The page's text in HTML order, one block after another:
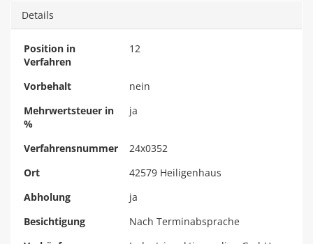
Details
Position in
Verfahren
12
Vorbehalt
nein
Mehrwertsteuer in
%
ja
Verfahrensnummer
24x0352
Ort
42579 Heiligenhaus
Abholung
ja
Besichtigung
Nach Terminabsprache